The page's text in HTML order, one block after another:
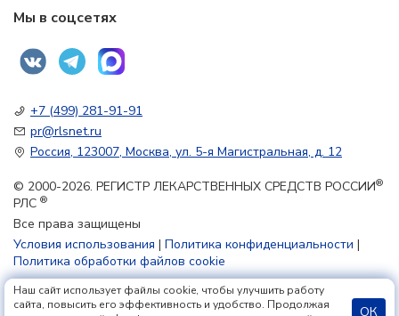
Мы в соцсетях
+7 (499) 281-91-91
pr@rlsnet.ru
Россия, 123007, Москва, ул. 5-я Магистральная, д. 12
© 2000-2026. РЕГИСТР ЛЕКАРСТВЕННЫХ СРЕДСТВ РОССИИ®
РЛС ®
Все права защищены
Условия использования | Политика конфиденциальности |
Политика обработки файлов cookie
18+
Наш сайт использует файлы cookie, чтобы улучшить работу
сайта, повысить его эффективность и удобство. Продолжая
ОК